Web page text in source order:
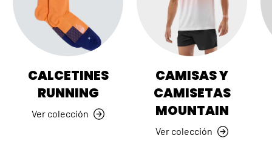
CALCETINES
RUNNING
Ver colección
CAMISAS Y
CAMISETAS
MOUNTAIN
Ver colección